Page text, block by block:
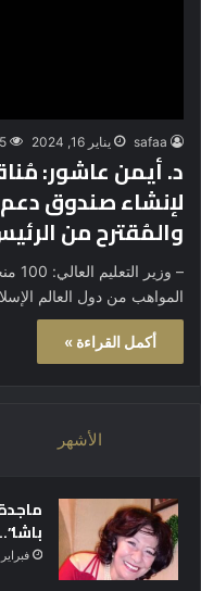
safaa يناير 16, 2024
د. أيمن عاشور:
لإنشاء صندوق دعم
والمُقترح من
–
المواهب من دول العالم
أكمل القراءة »
الأشهر
فبراير 6, 2025